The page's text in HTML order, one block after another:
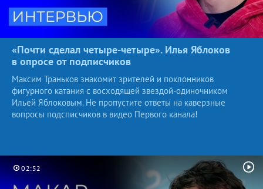
«Почти сделал четыре-четыре». Илья Яблоков
в опросе от подписчиков
Максим Траньков знакомит зрителей и поклонников
фигурного катания с восходящей звездой-одиночником
Ильей Яблоковым. Не пропустите ответы на каверзные
вопросы подсписчиков в видео Первого канала!
02:52